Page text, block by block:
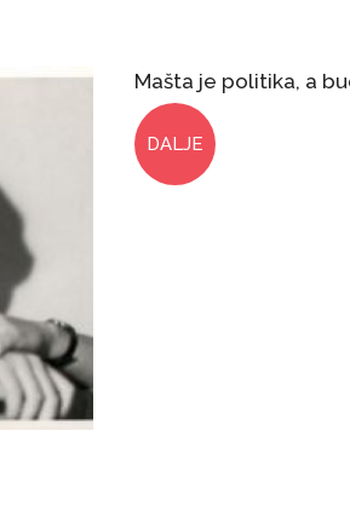
Mašta je politika, a
DALJE